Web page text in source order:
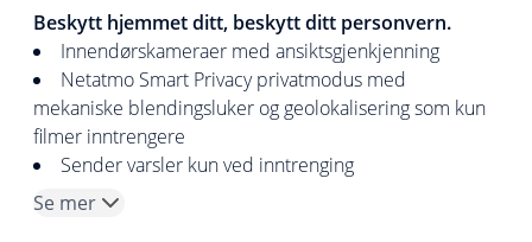
Beskytt hjemmet ditt, beskytt ditt personvern.
Innendørskameraer med ansiktsgjenkjenning
Netatmo Smart Privacy privatmodus med
mekaniske blendingsluker og geolokalisering som kun
filmer inntrengere
Sender varsler kun ved inntrenging
Se mer